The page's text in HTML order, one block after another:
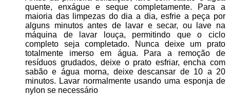
quente, enxágue e seque completamente. Para a
maioria das limpezas do dia a dia, esfrie a peça por
alguns minutos antes de lavar e secar, ou lave na
máquina de lavar louça, permitindo que o ciclo
completo seja completado. Nunca deixe um prato
totalmente imerso em água. Para a remoção de
resíduos grudados, deixe o prato esfriar, encha com
sabão e água morna, deixe descansar de 10 a 20
minutos. Lavar normalmente usando uma esponja de
nylon se necessário